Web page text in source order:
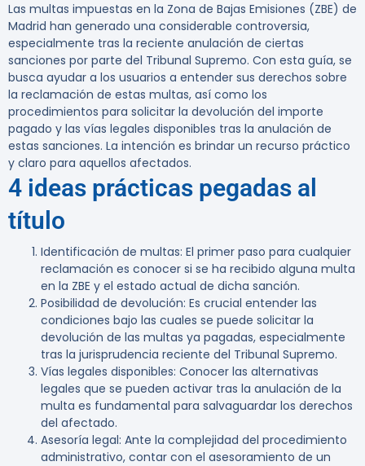
Las multas impuestas en la Zona de Bajas Emisiones (ZBE) de
Madrid han generado una considerable controversia,
especialmente tras la reciente anulación de ciertas
sanciones por parte del Tribunal Supremo. Con esta guía, se
busca ayudar a los usuarios a entender sus derechos sobre
la reclamación de estas multas, así como los
procedimientos para solicitar la devolución del importe
pagado y las vías legales disponibles tras la anulación de
estas sanciones. La intención es brindar un recurso práctico
y claro para aquellos afectados.
4 ideas prácticas pegadas al
título
Identificación de multas: El primer paso para cualquier
reclamación es conocer si se ha recibido alguna multa
en la ZBE y el estado actual de dicha sanción.
Posibilidad de devolución: Es crucial entender las
condiciones bajo las cuales se puede solicitar la
devolución de las multas ya pagadas, especialmente
tras la jurisprudencia reciente del Tribunal Supremo.
Vías legales disponibles: Conocer las alternativas
legales que se pueden activar tras la anulación de la
multa es fundamental para salvaguardar los derechos
del afectado.
Asesoría legal: Ante la complejidad del procedimiento
administrativo, contar con el asesoramiento de un